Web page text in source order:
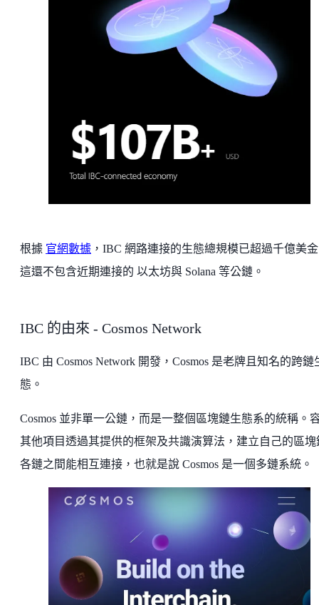
根據 官網數據 ，IBC 網路連接的生態總規模已超過千億美
這還不包含近期連接的 以太坊與 Solana 等公鏈。
IBC 的由來 - Cosmos Network
IBC 由 Cosmos Network 開發，Cosmos 是老牌且知名的跨鏈
態。
Cosmos 並非單一公鏈，而是一整個區塊鏈生態系的統稱。
其他項目透過其提供的框架及共識演算法，建立自己的區塊
各鏈之間能相互連接，也就是說 Cosmos 是一個多鏈系統。